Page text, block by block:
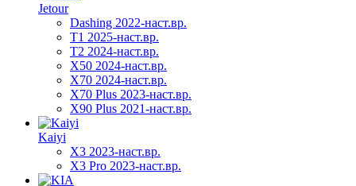
Jetour
Dashing 2022-наст.вр.
T1 2025-наст.вр.
T2 2024-наст.вр.
X50 2024-наст.вр.
X70 2024-наст.вр.
X70 Plus 2023-наст.вр.
X90 Plus 2021-наст.вр.
Kaiyi
X3 2023-наст.вр.
X3 Pro 2023-наст.вр.